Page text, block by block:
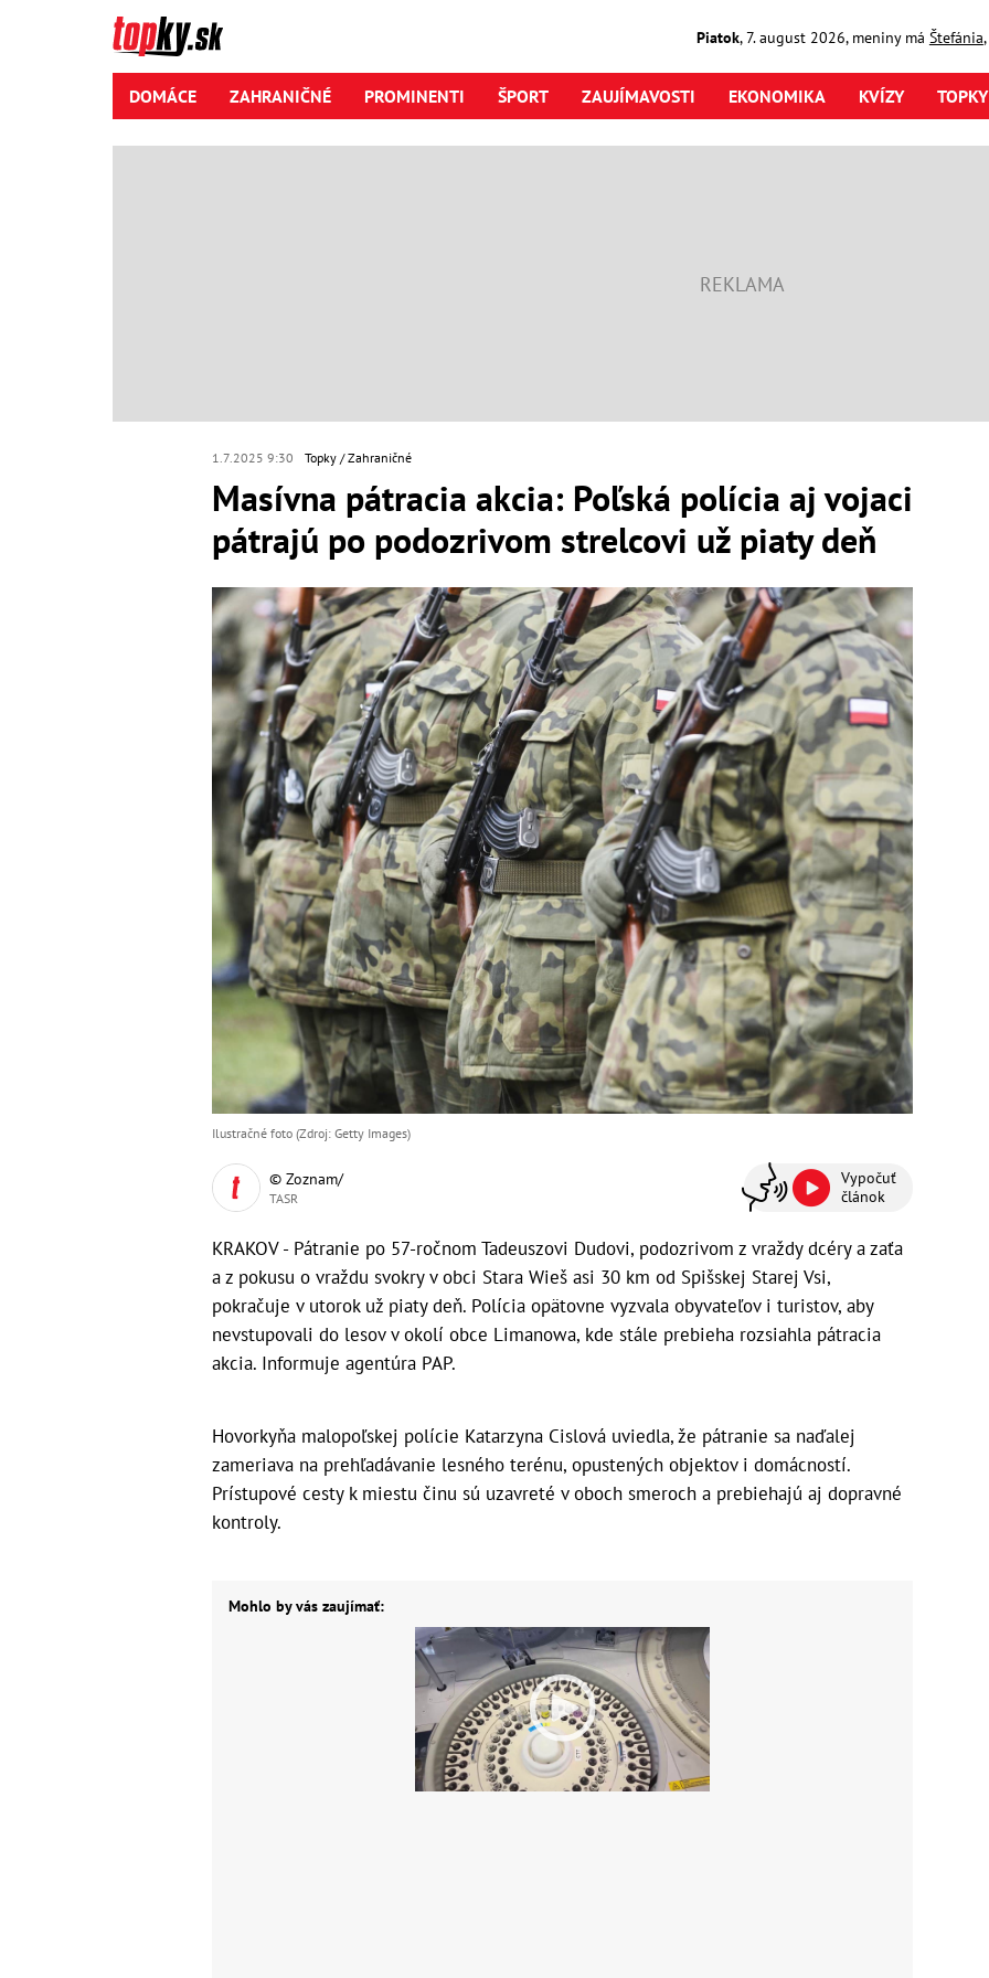
Piatok,7. august2026, meniny má Štefánia
DOMÁCE ZAHRANIČNÉ PROMINENTI ŠPORT ZAUJÍMAVOSTI EKONOMIKA KVÍZY
1.7.2025 9:30 Topky Zahraničné
Masívna pátracia akcia: Poľská polícia aj vojaci
pátrajú po podozrivom strelcovi už piaty deň
Ilustračné foto (Zdroj: Getty Images)
© Zoznam/
TASR
Vypočuť
článok
KRAKOV - Pátranie po 57-ročnom Tadeuszovi Dudovi, podozrivom z vraždy dcéry a zaťa
a z pokusu o vraždu svokry v obci Stara Wieš asi 30 km od Spišskej Starej Vsi,
pokračuje v utorok už piaty deň. Polícia opätovne vyzvala obyvateľov i turistov, aby
nevstupovali do lesov v okolí obce Limanowa, kde stále prebieha rozsiahla pátracia
akcia. Informuje agentúra PAP.
Hovorkyňa malopoľskej polície Katarzyna Cislová uviedla, že pátranie sa naďalej
zameriava na prehľadávanie lesného terénu, opustených objektov i domácností.
Prístupové cesty k miestu činu sú uzavreté v oboch smeroch a prebiehajú aj dopravné
kontroly.
Mohlo by vás zaujímať: